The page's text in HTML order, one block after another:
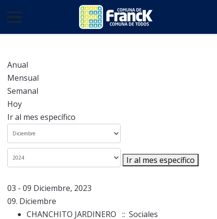
Anual
Mensual
Semanal
Hoy
Ir al mes específico
Ir al mes específico
03 - 09 Diciembre, 2023
09. Diciembre
CHANCHITO JARDINERO :: Sociales